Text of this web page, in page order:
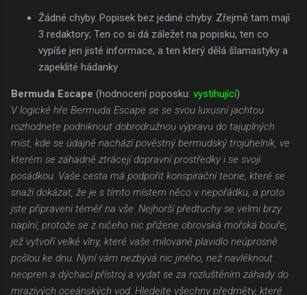
Žádné chyby. Popisek bez jediné chyby. Zřejmě tam mají
3 redaktory; Ten co si dá záležet na popisku, ten co
vypíše jen jisté informace, a ten který dělá šlamastyky a
zapeklité hádanky
Bermuda Escape (hodnocení poposku: vystihující)
V logické hře Bermuda Escape se se svou luxusní jachtou
rozhodnete podniknout dobrodružnou výpravu do tajuplných
míst, kde se údajně nachází pověstný bermudský trojúhelník, ve
kterém se záhadně ztrácejí dopravní prostředky i se svojí
posádkou. Vaše cesta má podpořit konspirační teorie, které se
snaží dokázat, že je s tímto místem něco v nepořádku, a proto
jste připraveni téměř na vše. Nejhorší předtuchy se velmi brzy
naplní, protože se z ničeho nic přižene obrovská mořská bouře,
jež vytvoří velké vlny, které vaše milované plavidlo neúprosně
pošlou ke dnu. Nyní vám nezbývá nic jiného, než navléknout
neopren a dýchací přístroj a vydat se za rozluštěním záhady do
mrazivých oceánských vod. Hledejte všechny předměty, které